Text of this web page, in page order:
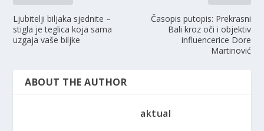
Ljubitelji biljaka sjednite –
stigla je teglica koja sama
uzgaja vaše biljke
Časopis putopis: Prekrasni
Bali kroz oči i objektiv
influencerice Dore
Martinović
ABOUT THE AUTHOR
aktual